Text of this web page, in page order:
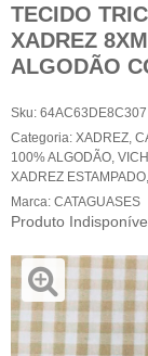
TECIDO
XADREZ
ALGODÃO
Sku: 64AC63DE8C307
Categoria: XADREZ,
100% ALGODÃO,
XADREZ ESTAMPADO,
Marca: CATAGUASES
Produto